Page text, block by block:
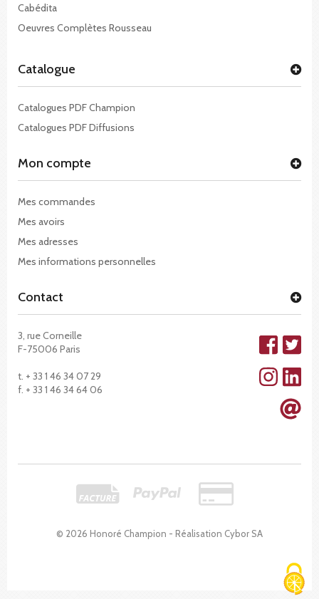
© 2026 Honoré Champion - Réalisation Cybor SA
Cabédita
Oeuvres Complètes Rousseau
Catalogue
Catalogues PDF Champion
Catalogues PDF Diffusions
Mon compte
Mes commandes
Mes avoirs
Mes adresses
Mes informations personnelles
Contact
3, rue Corneille
F-75006 Paris
t. + 33 1 46 34 07 29
f. + 33 1 46 34 64 06